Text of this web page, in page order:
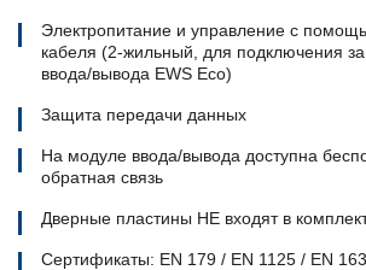
Электропитание и управление с
кабеля (2-жильный, для подключения
ввода/вывода EWS Eco)
Защита передачи данных
На модуле ввода/вывода доступна
обратная связь
Дверные пластины НЕ входят в
Сертификаты: EN 179 / EN 1125 / EN